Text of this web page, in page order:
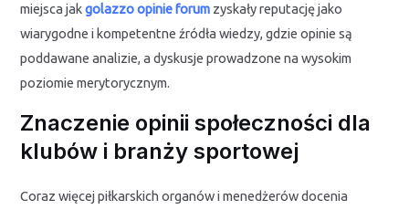
miejsca jakgolazzo opinie forum zyskały reputację jako
wiarygodne i kompetentne źródła wiedzy, gdzie opinie są
poddawane analizie, a dyskusje prowadzone na wysokim
poziomie merytorycznym.
Znaczenie opinii społeczności dla
klubów i branży sportowej
Coraz więcej piłkarskich organów i menedżerów docenia